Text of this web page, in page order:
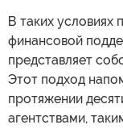
В таких условиях
финансовой
представляет
Этот подход
протяжении
агентствами,